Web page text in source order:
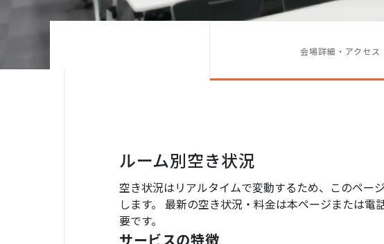
会場詳細・アクセス
ルーム別空き状況
空き状況はリアルタイムで変動するため、このペー
します。 最新の空き状況・料金は本ページまたは
要です。
サービスの特徴